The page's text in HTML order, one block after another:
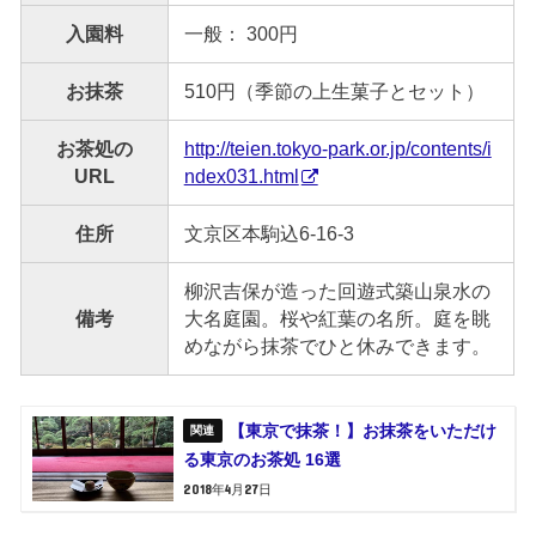
入園料 一般： 300円
お抹茶 510円（季節の上生菓子とセット）
お茶処の
URL
http://teien.tokyo-park.or.jp/contents/i
ndex031.html
住所 文京区本駒込6-16-3
備考
柳沢吉保が造った回遊式築山泉水の
大名庭園。桜や紅葉の名所。庭を眺
めながら抹茶でひと休みできます。
【東京で抹茶！】お抹茶をいただけ
る東京のお茶処 16選
2018年4月27日